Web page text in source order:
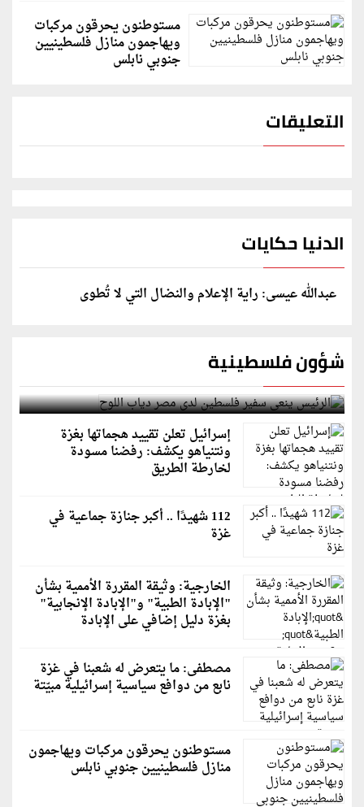
مستوطنون يحرقون مركبات
ويهاجمون منازل فلسطينيين
جنوبي نابلس
التعليقات
الدنيا حكايات
عبدالله عيسى: راية الإعلام والنضال التي لا تُطوى
شؤون فلسطينية
الرئيس ينعى سفير فلسطين لدى مصر دياب اللوح
إسرائيل تعلن تقييد هجماتها بغزة
ونتنياهو يكشف: رفضنا مسودة
لخارطة الطريق
112 شهيدًا .. أكبر جنازة جماعية في
غزة
الخارجية: وثيقة المقررة الأممية بشأن
"الإبادة الطبية" و"الإبادة الإنجابية"
بغزة دليل إضافي على الإبادة
مصطفى: ما يتعرض له شعبنا في غزة
نابع من دوافع سياسية إسرائيلية مبيّتة
مستوطنون يحرقون مركبات ويهاجمون
منازل فلسطينيين جنوبي نابلس